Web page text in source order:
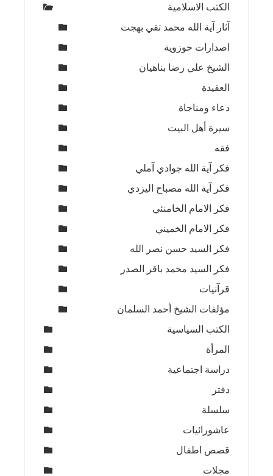
الكتب الاسلامية
آثار آية الله محمد تقي بهجت
اصدارات حوزوية
الشيخ علي رضا بناهيان
العقيدة
دعاء ومناجاة
سيرة أهل البيت
فقه
فكر آية الله جوادي آملي
فكر آية الله مصباح اليزدي
فكر الامام الخامنئي
فكر الامام الخميني
فكر السيد حسن نصر الله
فكر السيد محمد باقر الصدر
قرآنيات
مؤلفات الشيخ أحمد السلمان
الكتب السياسية
المرأة
دراسة اجتماعية
دفتر
سلسلة
عاشورائيات
قصص اطفال
مجلات